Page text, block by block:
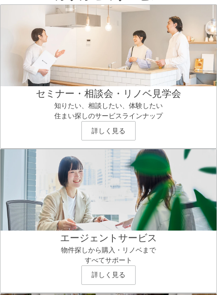
セミナー・相談会・リノベ見学会
知りたい、相談したい、体験したい
住まい探しのサービスラインナップ
詳しく見る
エージェントサービス
物件探しから購入・リノベまで
すべてサポート
詳しく見る